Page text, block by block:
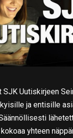
SJK Uutiskirjeen
ja entisille
yhteen